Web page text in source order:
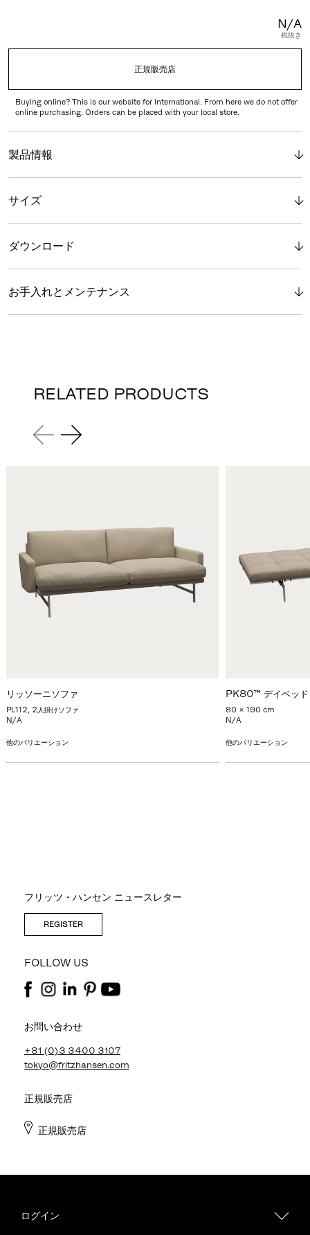
N/A
税抜き
正規販売店
Buying online? This is our website for International. From here we do not offer
online purchasing. Orders can be placed with your local store.
製品情報
サイズ
ダウンロード
お手入れとメンテナンス
RELATED PRODUCTS
リッソーニソファ
PL112, 2人掛けソファ
N/A
他のバリエーション
PK80™ デイベッド
80 x 190 cm
N/A
他のバリエーション
フリッツ・ハンセン ニュースレター
REGISTER
FOLLOW US
お問い合わせ
+81 (0)3 3400 3107
tokyo@fritzhansen.com
正規販売店
正規販売店
ログイン